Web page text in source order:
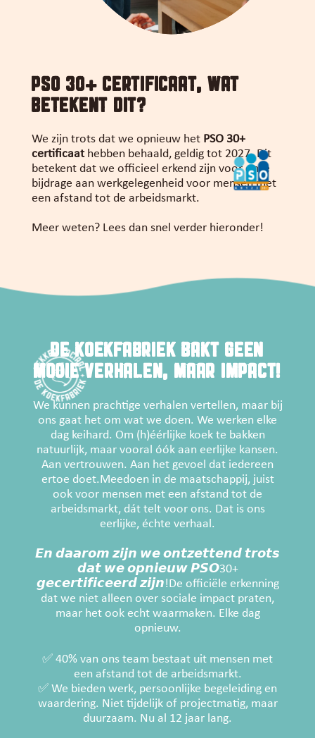
PSO 30+ certIfIcaat, wat
betekent dIt?
We zijn trots dat we opnieuw het PSO 30+
certificaathebben behaald, geldig tot 2027. Dit
betekent dat we officieel erkend zijn voor onze
bijdrage aan werkgelegenheid voor mensen met
een afstand tot de arbeidsmarkt.
Meer weten? Lees dan snel verder hieronder!
DE KOEKFABRIEK BAKT GEEN
MOOIE VERHALEN, MAAR IMPACT!
We kunnen prachtige verhalen vertellen, maar bij
ons gaat het om wat we doen. We werken elke
dag keihard. Om (h)éérlijke koek te bakken
natuurlijk, maar vooral óók aan eerlijke kansen.
Aan vertrouwen. Aan het gevoel dat iedereen
ertoe doet.Meedoen in de maatschappij, juist
ook voor mensen met een afstand tot de
arbeidsmarkt, dát telt voor ons. Dat is ons
eerlijke, échte verhaal.
𝙀𝙣 𝙙𝙖𝙖𝙧𝙤𝙢 𝙯𝙞𝙟𝙣 𝙬𝙚 𝙤𝙣𝙩𝙯𝙚𝙩𝙩𝙚𝙣𝙙 𝙩𝙧𝙤𝙩𝙨
𝙙𝙖𝙩 𝙬𝙚 𝙤𝙥𝙣𝙞𝙚𝙪𝙬 𝙋𝙎𝙊30+
𝙜𝙚𝙘𝙚𝙧𝙩𝙞𝙛𝙞𝙘𝙚𝙚𝙧𝙙 𝙯𝙞𝙟𝙣!De officiële erkenning
dat we niet alleen over sociale impact praten,
maar het ook echt waarmaken. Elke dag
opnieuw.
✅ 40% van ons team bestaat uit mensen met
een afstand tot de arbeidsmarkt.
✅ We bieden werk, persoonlijke begeleiding en
waardering. Niet tijdelijk of projectmatig, maar
duurzaam. Nu al 12 jaar lang.